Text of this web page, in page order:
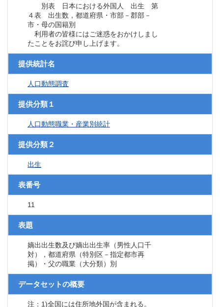
別表 日本における外国人 出生 第
４表 出生数，都道府県・市部－郡部－
市・母の国籍別
利用者の皆様にはご迷惑をおかけしまし
たことをお詫び申し上げます。
提供統計名
人口動態調査
提供分類１
人口動態職業・産業別統計
提供分類２
出生
表番号
11
表題
嫡出出生数及び嫡出出生率（男性人口千
対），都道府県（特別区－指定都市再
掲）・父の職業（大分類）別
データセットの概要
注：1)全国には住所地外国が含まれる。